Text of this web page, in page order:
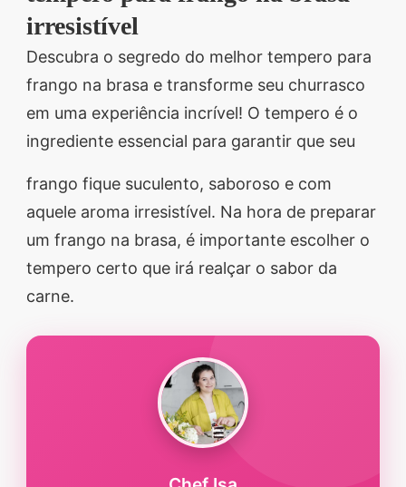
receitas rápidas e fáceis
que vão impressionar
todos ao seu redor.
Transforme suas
agora mesmo!
irresistível
Descubra o segredo do melhor tempero para
frango na brasa e transforme seu churrasco
em uma experiência incrível! O tempero é o
ingrediente essencial para garantir que seu
frango fique suculento, saboroso e com
aquele aroma irresistível. Na hora de preparar
um frango na brasa, é importante escolher o
tempero certo que irá realçar o sabor da
carne.